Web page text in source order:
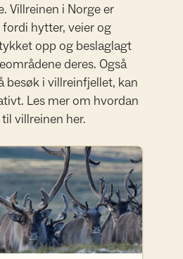
Villreinen i Norge er
hytter, veier og
opp og beslaglagt
deres. Også
besøk i villreinfjellet, kan
Les mer om hvordan
villreinen her.